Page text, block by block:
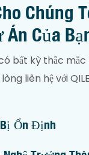
Chúng
Án Của
bất kỳ thắc
liên hệ với
Ổn Định